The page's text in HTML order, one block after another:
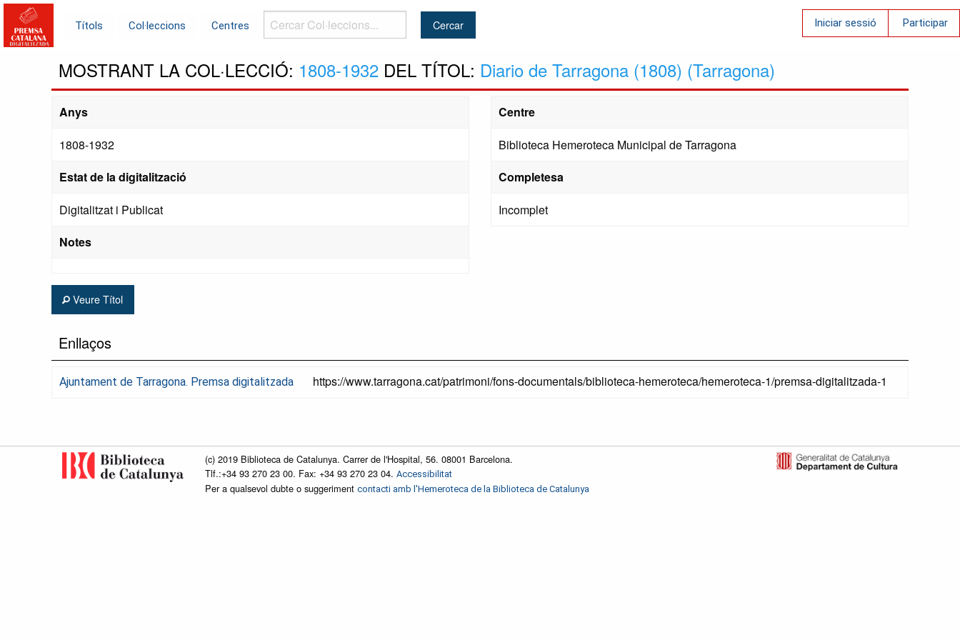
Títols Col·leccions Centres
Cercar
Col·leccions...
Iniciar sessió Participar
MOSTRANT LA COL·LECCIÓ: 1808-1932 DEL TÍTOL: Diario de Tarragona (1808) (Tarragona)
Anys
1808-1932
Estat de la digitalització
Digitalitzat i Publicat
Notes
Centre
Biblioteca Hemeroteca Municipal de Tarragona
Completesa
Incomplet
Veure Títol
Enllaços
Ajuntament de Tarragona. Premsa digitalitzada https://www.tarragona.cat/patrimoni/fons-documentals/biblioteca-hemeroteca/hemeroteca-1/premsa-digitalitzada-1
(c) 2019 Biblioteca de Catalunya. Carrer de l'Hospital, 56. 08001 Barcelona.
Tlf.:+34 93 270 23 00. Fax: +34 93 270 23 04. Accessibilitat
Per a qualsevol dubte o suggeriment contacti amb l'Hemeroteca de la Biblioteca de Catalunya